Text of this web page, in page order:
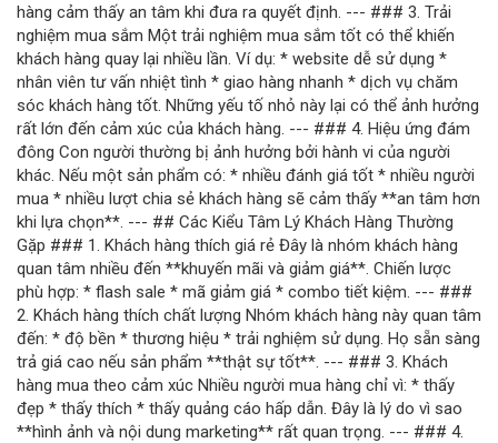
hàng cảm thấy an tâm khi đưa ra quyết định. --- ### 3. Trải
nghiệm mua sắm Một trải nghiệm mua sắm tốt có thể khiến
khách hàng quay lại nhiều lần. Ví dụ: * website dễ sử dụng *
nhân viên tư vấn nhiệt tình * giao hàng nhanh * dịch vụ chăm
sóc khách hàng tốt. Những yếu tố nhỏ này lại có thể ảnh hưởng
rất lớn đến cảm xúc của khách hàng. --- ### 4. Hiệu ứng đám
đông Con người thường bị ảnh hưởng bởi hành vi của người
khác. Nếu một sản phẩm có: * nhiều đánh giá tốt * nhiều người
mua * nhiều lượt chia sẻ khách hàng sẽ cảm thấy **an tâm hơn
khi lựa chọn**. --- ## Các Kiểu Tâm Lý Khách Hàng Thường
Gặp ### 1. Khách hàng thích giá rẻ Đây là nhóm khách hàng
quan tâm nhiều đến **khuyến mãi và giảm giá**. Chiến lược
phù hợp: * flash sale * mã giảm giá * combo tiết kiệm. --- ###
2. Khách hàng thích chất lượng Nhóm khách hàng này quan tâm
đến: * độ bền * thương hiệu * trải nghiệm sử dụng. Họ sẵn sàng
trả giá cao nếu sản phẩm **thật sự tốt**. --- ### 3. Khách
hàng mua theo cảm xúc Nhiều người mua hàng chỉ vì: * thấy
đẹp * thấy thích * thấy quảng cáo hấp dẫn. Đây là lý do vì sao
**hình ảnh và nội dung marketing** rất quan trọng. --- ### 4.